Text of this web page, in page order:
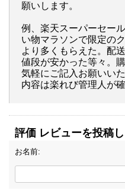
願いします。
例、楽天スーパーセー
い物マラソンで限定の
より多くもらえた。配
値段が安かった等々。
気軽にご記入お願いい
内容は楽れび管理人が
評価 レビューを投稿し
お名前: